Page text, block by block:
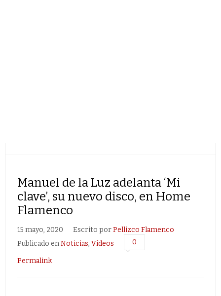
Manuel de la Luz adelanta ‘Mi
clave’, su nuevo disco, en Home
Flamenco
15 mayo, 2020 Escrito porPellizco Flamenco
Publicado enNoticias, Vídeos 0
Permalink